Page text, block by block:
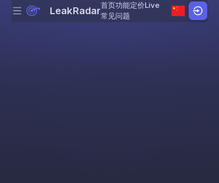
Skip to content
Menu LeakRadar首页功能定价Live
常见问题